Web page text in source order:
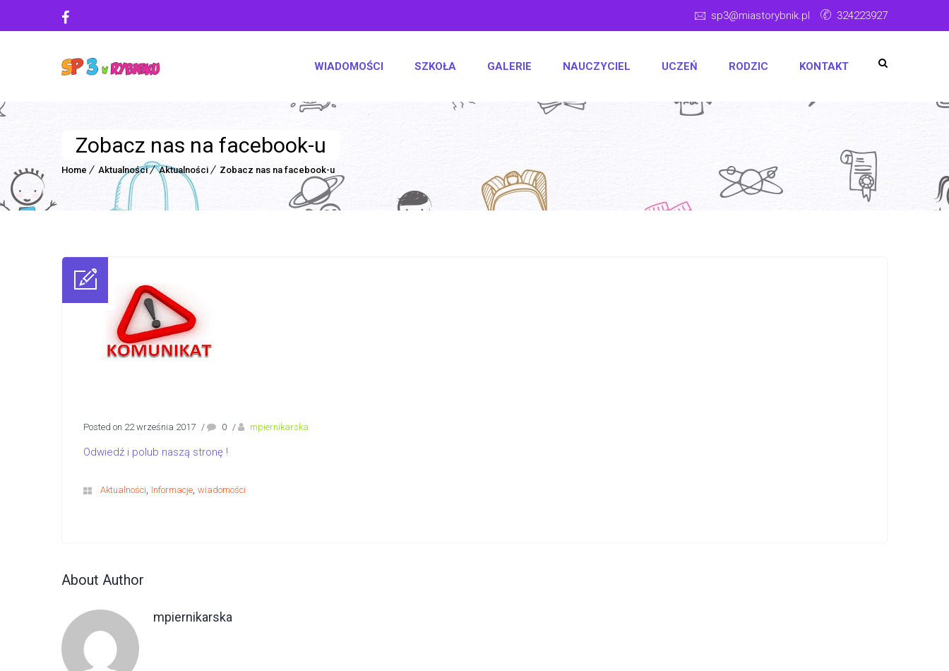
sp3@miastorybnik.pl 324223927
WIADOMOŚCI SZKOŁA GALERIE NAUCZYCIEL UCZEŃ RODZIC KONTAKT
Zobacz nas na facebook-u
Home Aktualności Aktualności Zobacz nas na facebook-u
Posted on 22 września 2017 / 0 / mpiernikarska
Odwiedź i polub naszą stronę !
Aktualności, Informacje, wiadomości
About Author
mpiernikarska